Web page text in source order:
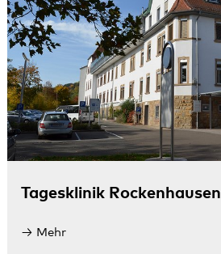
Tagesklinik Rockenhausen
Mehr